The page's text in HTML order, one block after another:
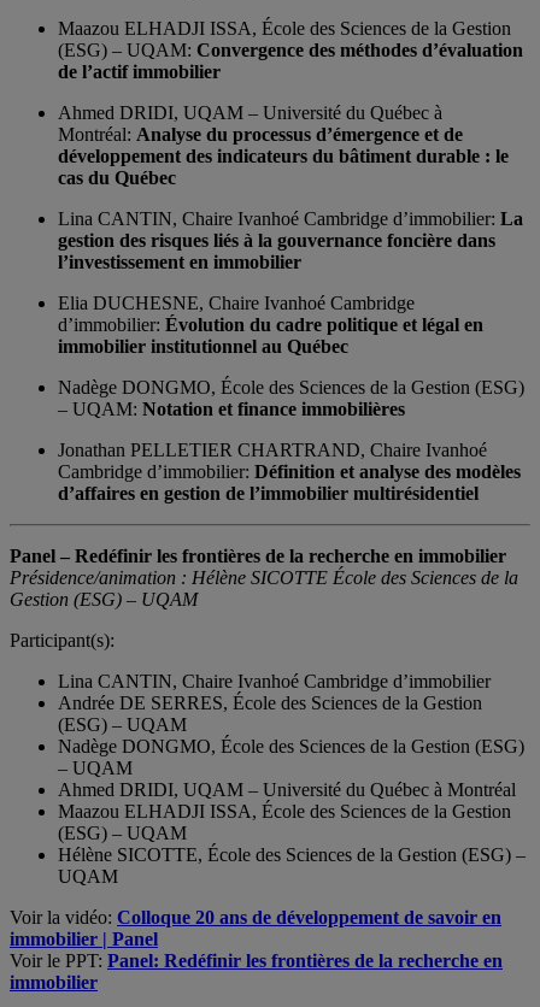
Maazou ELHADJI ISSA, École des Sciences de la Gestion
(ESG) – UQAM: Convergence des méthodes d’évaluation
de l’actif immobilier
Ahmed DRIDI, UQAM – Université du Québec à
Montréal: Analyse du processus d’émergence et de
développement des indicateurs du bâtiment durable : le
cas du Québec
Lina CANTIN, Chaire Ivanhoé Cambridge d’immobilier: La
gestion des risques liés à la gouvernance foncière dans
l’investissement en immobilier
Elia DUCHESNE, Chaire Ivanhoé Cambridge
d’immobilier: Évolution du cadre politique et légal en
immobilier institutionnel au Québec
Nadège DONGMO, École des Sciences de la Gestion (ESG)
– UQAM: Notation et finance immobilières
Jonathan PELLETIER CHARTRAND, Chaire Ivanhoé
Cambridge d’immobilier: Définition et analyse des modèles
d’affaires en gestion de l’immobilier multirésidentiel
Panel – Redéfinir les frontières de la recherche en immobilier
Présidence/animation : Hélène SICOTTE École des Sciences de la
Gestion (ESG) – UQAM
Participant(s):
Lina CANTIN, Chaire Ivanhoé Cambridge d’immobilier
Andrée DE SERRES, École des Sciences de la Gestion
(ESG) – UQAM
Nadège DONGMO, École des Sciences de la Gestion (ESG)
– UQAM
Ahmed DRIDI, UQAM – Université du Québec à Montréal
Maazou ELHADJI ISSA, École des Sciences de la Gestion
(ESG) – UQAM
Hélène SICOTTE, École des Sciences de la Gestion (ESG) –
UQAM
Voir la vidéo: Colloque 20 ans de développement de savoir en
immobilier | Panel
Voir le PPT: Panel: Redéfinir les frontières de la recherche en
immobilier